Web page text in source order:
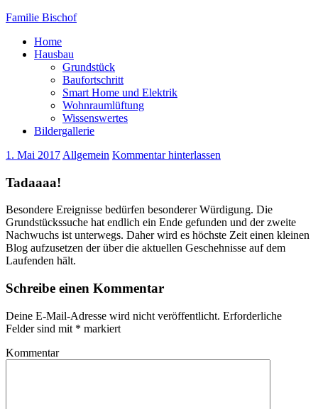
Familie Bischof
Home
Hausbau
Grundstück
Baufortschritt
Smart Home und Elektrik
Wohnraumlüftung
Wissenswertes
Bildergallerie
1. Mai 2017 Allgemein Kommentar hinterlassen
Tadaaaa!
Besondere Ereignisse bedürfen besonderer Würdigung. Die
Grundstückssuche hat endlich ein Ende gefunden und der zweite
Nachwuchs ist unterwegs. Daher wird es höchste Zeit einen kleinen
Blog aufzusetzen der über die aktuellen Geschehnisse auf dem
Laufenden hält.
Schreibe einen Kommentar
Deine E-Mail-Adresse wird nicht veröffentlicht. Erforderliche
Felder sind mit * markiert
Kommentar